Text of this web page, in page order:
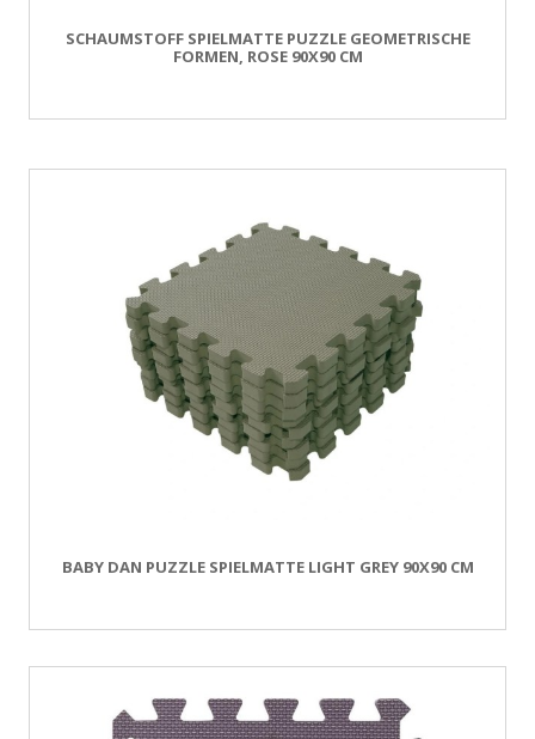
SCHAUMSTOFF SPIELMATTE PUZZLE GEOMETRISCHE
FORMEN, ROSE 90X90 CM
BABY DAN PUZZLE SPIELMATTE LIGHT GREY 90X90 CM